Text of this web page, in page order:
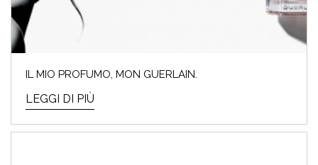
IL MIO PROFUMO, MON GUERLAIN.
LEGGI DI PIÙ